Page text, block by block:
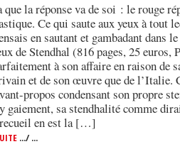
que la réponse va de soi : le rouge
Ce qui saute aux yeux à tout
en sautant et gambadant dans
de Stendhal (816 pages, 25
à son affaire en raison de
et de son œuvre que de l’Italie.
propos condensant son propre
gaiement, sa stendhalité comme
en est la […]
.../ ...